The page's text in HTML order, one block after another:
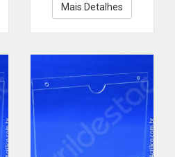
Mais Detalhes